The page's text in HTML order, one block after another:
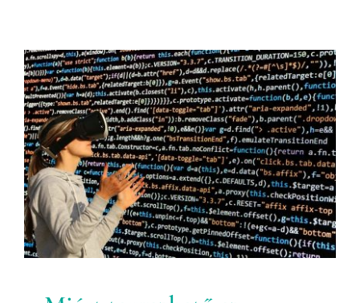
Miért tervezhető az egészség?
Egészségtervezés